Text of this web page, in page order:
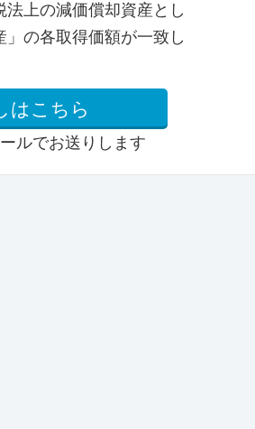
上の減価償却資産とし
の各取得価額が一致し
はこちら
ルでお送りします